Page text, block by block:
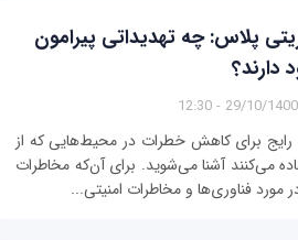
پلاس: چه تهدیداتی پیرامون
دارند؟
29/10/1400 - 12:30
برای کاهش خطرات در محیط‌هایی که از
می‌کنند آشنا می‌شوید. برای آن‌که مخاطرات
مورد فناوری‌ها و مخاطرات امنیتی...